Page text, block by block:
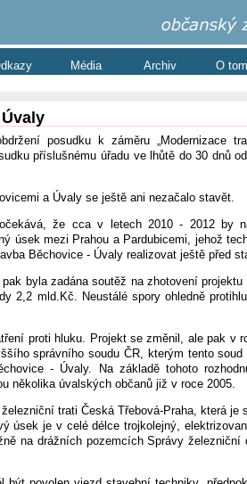
Média Archiv O
posudku k záměru „Modernizace
příslušnému úřadu ve lhůtě do 30 dnů
a Úvaly se ještě ani nezačalo stavět.
že cca v letech 2010 - 2012 by
úsek mezi Prahou a Pardubicemi, jehož
Běchovice - Úvaly realizovat ještě před
byla zadána soutěž na zhotovení
2,2 mld.Kč. Neustálé spory ohledně
proti hluku. Projekt se změnil, ale pak v
správního soudu ČR, kterým tento
- Úvaly. Na základě tohoto
několika úvalských občanů již v roce 2005.
trati Česká Třebová-Praha, která
úsek je v celé délce trojkolejný,
na drážních pozemcích Správy